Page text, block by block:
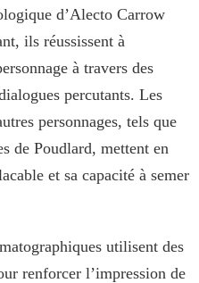
d’Alecto Carrow
ils réussissent à
à travers des
percutants. Les
personnages, tels que
de Poudlard, mettent en
et sa capacité à semer
utilisent des
renforcer l’impression de